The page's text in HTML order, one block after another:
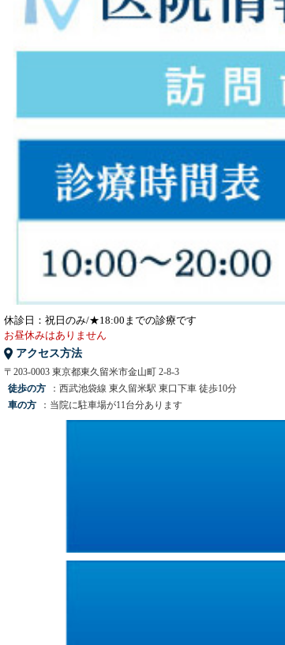
休診日：祝日のみ/★18:00までの診療です
お昼休みはありません
アクセス方法
〒203-0003 東京都東久留米市金山町 2-8-3
徒歩の方
：西武池袋線 東久留米駅 東口下車 徒歩10分
車の方
：当院に駐車場が11台分あります